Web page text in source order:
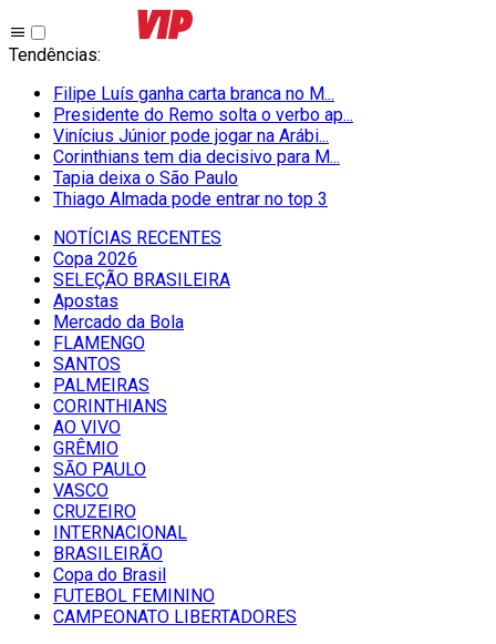
Tendências:
Filipe Luís ganha carta branca no M...
Presidente do Remo solta o verbo ap...
Vinícius Júnior pode jogar na Arábi...
Corinthians tem dia decisivo para M...
Tapia deixa o São Paulo
Thiago Almada pode entrar no top 3
NOTÍCIAS RECENTES
Copa 2026
SELEÇÃO BRASILEIRA
Apostas
Mercado da Bola
FLAMENGO
SANTOS
PALMEIRAS
CORINTHIANS
AO VIVO
GRÊMIO
SĀO PAULO
VASCO
CRUZEIRO
INTERNACIONAL
BRASILEIRÃO
Copa do Brasil
FUTEBOL FEMININO
CAMPEONATO LIBERTADORES